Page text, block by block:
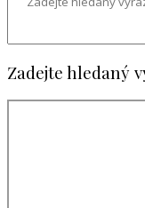
Zadejte hledaný